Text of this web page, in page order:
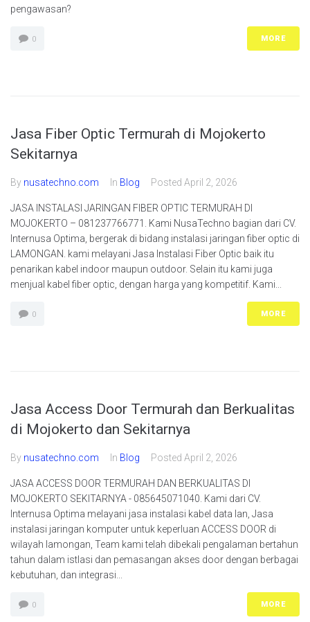
pengawasan?
0 MORE
Jasa Fiber Optic Termurah di Mojokerto
Sekitarnya
By nusatechno.com In Blog Posted April 2, 2026
JASA INSTALASI JARINGAN FIBER OPTIC TERMURAH DI
MOJOKERTO – 081237766771. Kami NusaTechno bagian dari CV.
Internusa Optima, bergerak di bidang instalasi jaringan fiber optic di
LAMONGAN. kami melayani Jasa Instalasi Fiber Optic baik itu
penarikan kabel indoor maupun outdoor. Selain itu kami juga
menjual kabel fiber optic, dengan harga yang kompetitif. Kami...
0 MORE
Jasa Access Door Termurah dan Berkualitas
di Mojokerto dan Sekitarnya
By nusatechno.com In Blog Posted April 2, 2026
JASA ACCESS DOOR TERMURAH DAN BERKUALITAS DI
MOJOKERTO SEKITARNYA - 085645071040. Kami dari CV.
Internusa Optima melayani jasa instalasi kabel data lan, Jasa
instalasi jaringan komputer untuk keperluan ACCESS DOOR di
wilayah lamongan, Team kami telah dibekali pengalaman bertahun
tahun dalam istlasi dan pemasangan akses door dengan berbagai
kebutuhan, dan integrasi...
0 MORE